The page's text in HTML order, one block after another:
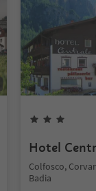
Hotel
Colfosco,
Badia